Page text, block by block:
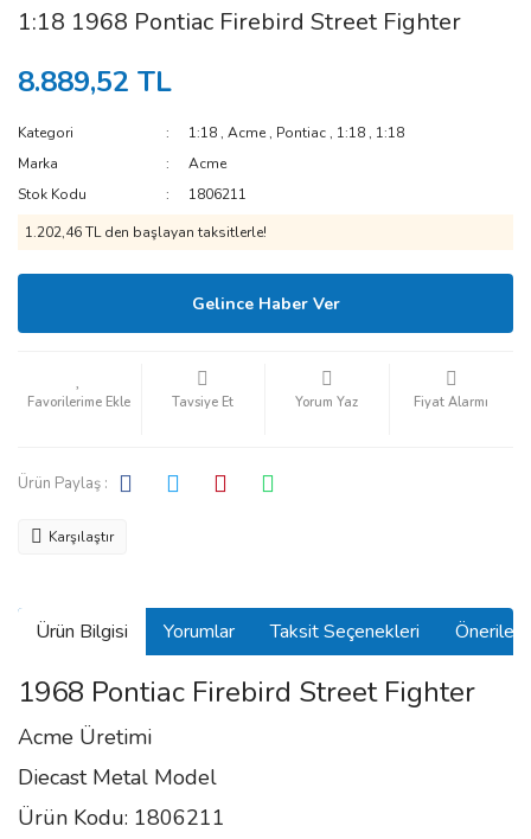
1:18 1968 Pontiac Firebird Street Fighter
8.889,52 TL
Kategori 1:18 ,Acme , Pontiac , 1:18 , 1:18
Marka
Acme
Stok Kodu
1806211
1.202,46 TL den başlayan taksitlerle!
Gelince Haber Ver
Tavsiye Et Yorum Yaz Fiyat Alarmı
Ürün Paylaş :
Karşılaştır
Ürün Bilgisi Yorumlar Taksit Seçenekleri
1968 Pontiac Firebird Street Fighter
Acme Üretimi
Diecast Metal Model
Ürün Kodu: 1806211